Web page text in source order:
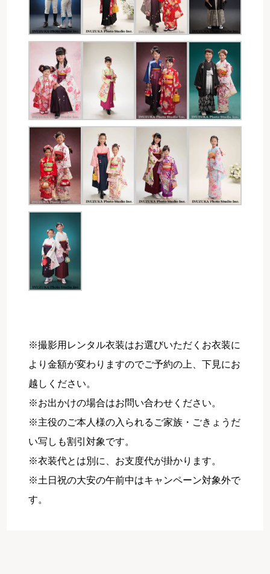
※撮影用レンタル衣装はお選びいただくお衣装に
より金額が変わりますのでご予約の上、下見にお
越しください。
※お出かけの場合はお問い合わせください。
※主役のご本人様の入られるご家族・ごきょうだ
い写しも割引対象です。
※衣装代とは別に、お支度代が掛かります。
※土日祝の大安の午前中はキャンペーン対象外で
す。